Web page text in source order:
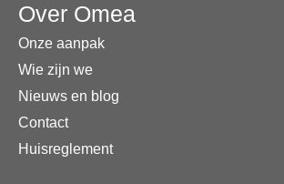
Over Omea
Onze aanpak
Wie zijn we
Nieuws en blog
Contact
Huisreglement